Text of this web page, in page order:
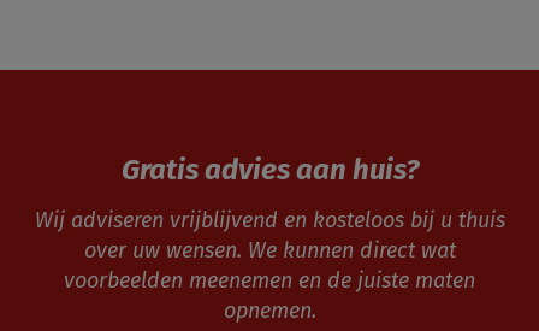
Gratis advies aan huis?
Wij adviseren vrijblijvend en kosteloos bij u thuis
over uw wensen. We kunnen direct wat
voorbeelden meenemen en de juiste maten
opnemen.